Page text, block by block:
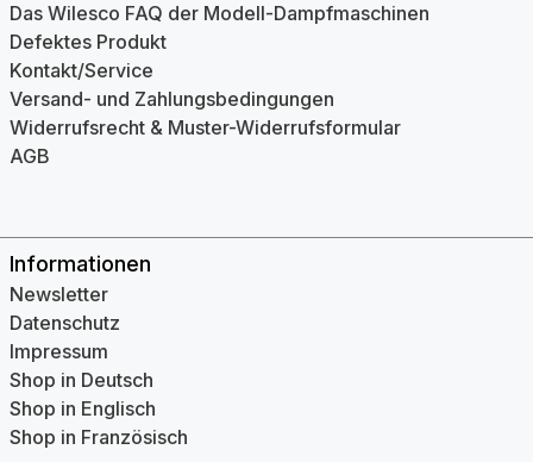
Das Wilesco FAQ der Modell-Dampfmaschinen
Defektes Produkt
Kontakt/Service
Versand- und Zahlungsbedingungen
Widerrufsrecht & Muster-Widerrufsformular
AGB
Informationen
Newsletter
Datenschutz
Impressum
Shop in Deutsch
Shop in Englisch
Shop in Französisch